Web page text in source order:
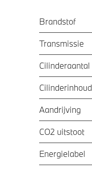
Brandstof
Transmissie
Cilinderaantal
Cilinderinhoud
Aandrijving
CO2 uitstoot
Energielabel